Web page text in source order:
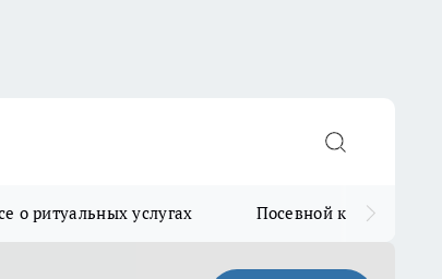
о ритуальных услугах Посевной календарь